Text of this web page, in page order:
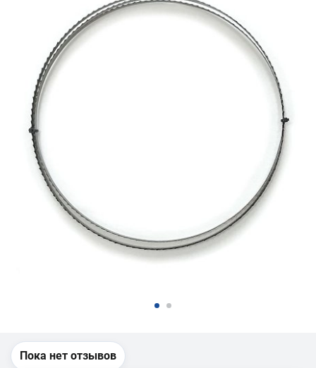
Пока нет отзывов